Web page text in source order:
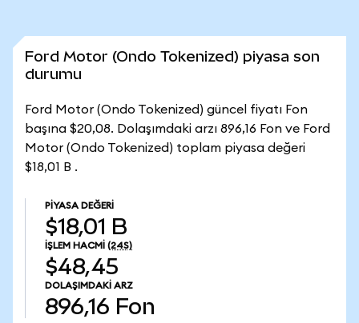
Ford Motor (Ondo Tokenized) piyasa son
durumu
Ford Motor (Ondo Tokenized) güncel fiyatı Fon
başına $20,08. Dolaşımdaki arzı 896,16 Fon ve Ford
Motor (Ondo Tokenized) toplam piyasa değeri
$18,01 B .
PIYASA DEĞERI
$18,01 B
İŞLEM HACMI (24S)
$48,45
DOLAŞIMDAKI ARZ
896,16 Fon